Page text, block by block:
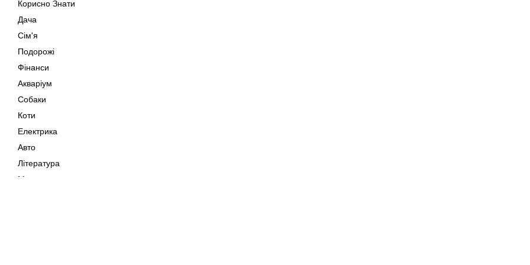
Корисно Знати
Дача
Сім'я
Подорожі
Фінанси
Акваріум
Собаки
Коти
Електрика
Авто
Література
Музика